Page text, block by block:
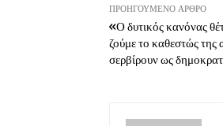
ΠΡΟΗΓΟΎΜΕΝΟ ΆΡΘΡΟ
«Ο δυτικός κανόνας
ζούμε το καθεστώς της
σερβίρουν ως